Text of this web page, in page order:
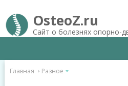
OsteoZ.ru
Сайт о болезнях опорно-
Главная Разное